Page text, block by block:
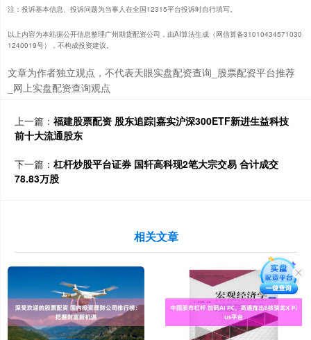
注：投诉基本信息、投诉问题为当事人在全国12315平台投诉时自行填写。
以上内容为本站据公开信息整理广州期货配资公司，由AI算法生成（网信算备31010434571030
1240019号），不构成投资建议。
文章为作者独立观点，不代表天眼实盘配资查询_股票配资平台推荐
_网上实盘配资查询观点
上一篇： 福建股票配资 股东追踪|嘉实沪深300ETF新进生益科技
前十大流通股东
下一篇： 杠杆炒股平台证券 国轩高科现2笔大宗交易 合计成交
78.83万股
相关文章